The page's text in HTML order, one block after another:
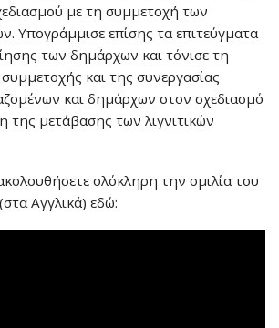
με τη συμμετοχή των
Υπογράμμισε επίσης τα επιτεύγματα
των δημάρχων και τόνισε τη
και της συνεργασίας
και δημάρχων στον σχεδιασμό
της μετάβασης των λιγνιτικών
ολόκληρη την ομιλία του
Αγγλικά) εδώ: